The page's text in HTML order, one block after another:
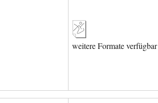
weitere Formate verfügbar